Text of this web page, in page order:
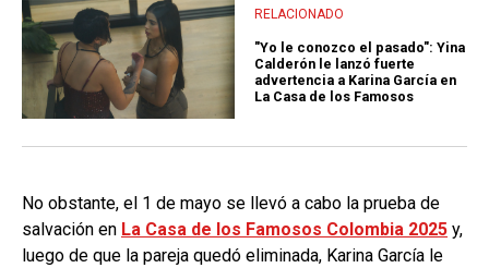
RELACIONADO
"Yo le conozco el pasado": Yina
Calderón le lanzó fuerte
advertencia a Karina García en
La Casa de los Famosos
No obstante, el 1 de mayo se llevó a cabo la prueba de
salvación en La Casa de los Famosos Colombia 2025 y,
luego de que la pareja quedó eliminada, Karina García le